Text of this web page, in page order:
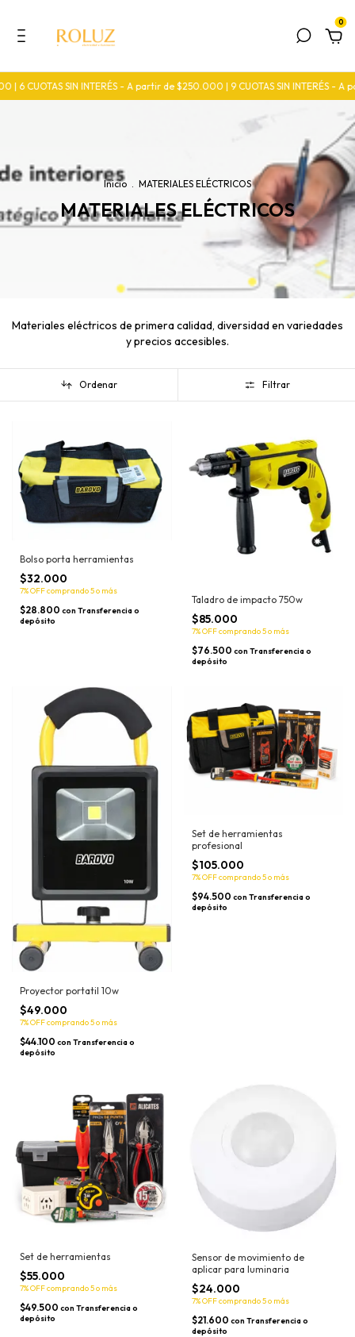
0
SIN INTERÉS - A partir de $250.000 | 9 CUOTAS SIN INTERÉS - A
Inicio MATERIALES ELÉCTRICOS
MATERIALES ELÉCTRICOS
Materiales eléctricos de primera calidad, diversidad en variedades
y precios accesibles.
Ordenar Filtrar
Bolso porta herramientas
$32.000
7% OFFcomprando 5 o más
$28.800 con Transferencia o
depósito
Taladro de impacto 750w
$85.000
7% OFFcomprando 5 o más
$76.500 con Transferencia o
depósito
Proyector portatil 10w
$49.000
7% OFFcomprando 5 o más
$44.100 con Transferencia o
depósito
Set de herramientas
profesional
$105.000
7% OFFcomprando 5 o más
$94.500 con Transferencia o
depósito
Set de herramientas
$55.000
7% OFFcomprando 5 o más
$49.500 con Transferencia o
depósito
Sensor de movimiento de
aplicar para luminaria
$24.000
7% OFFcomprando 5 o más
$21.600 con Transferencia o
depósito